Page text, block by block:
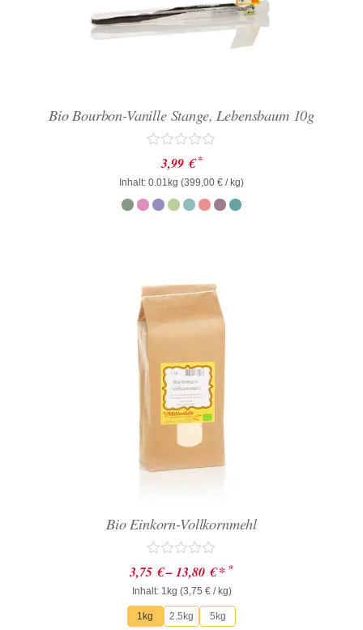
Bio Bourbon-Vanille Stange, Lebensbaum 10g
Bewertet
mit
0
von
5
3,99 € *
Inhalt: 0.01kg (399,00 € / kg)
Bio Einkorn-Vollkornmehl
Bewertet
mit
0
von
5
3,75 €–13,80 €* *
Inhalt: 1kg (3,75 €/ kg)
1kg 2.5kg 5kg